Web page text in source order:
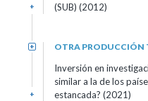
(SUB) (2012)
+
OTRA PRODUCCIÓN
+
Inversión en
similar a la de los
estancada? (2021)
+